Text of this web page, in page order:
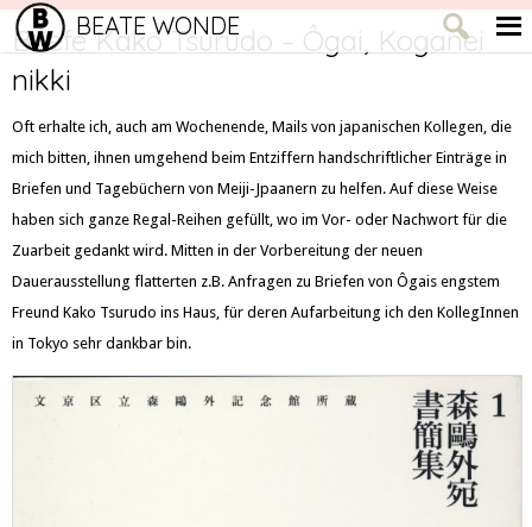
BEATE WONDE
Briefe Kako Tsurudo – Ôgai, Koganei
nikki
Oft erhalte ich, auch am Wochenende, Mails von japanischen Kollegen, die
mich bitten, ihnen umgehend beim Entziffern handschriftlicher Einträge in
Briefen und Tagebüchern von Meiji-Jpaanern zu helfen. Auf diese Weise
haben sich ganze Regal-Reihen gefüllt, wo im Vor- oder Nachwort für die
Zuarbeit gedankt wird. Mitten in der Vorbereitung der neuen
Dauerausstellung flatterten z.B. Anfragen zu Briefen von Ôgais engstem
Freund Kako Tsurudo ins Haus, für deren Aufarbeitung ich den KollegInnen
in Tokyo sehr dankbar bin.